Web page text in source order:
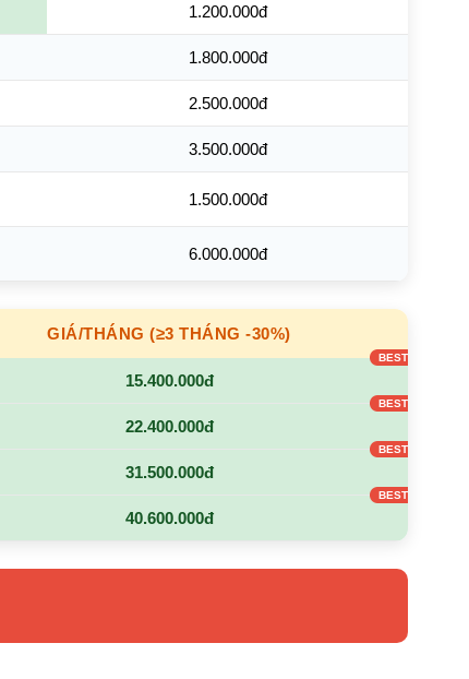
1.200.000đ
1.800.000đ
2.500.000đ
3.500.000đ
1.500.000đ
6.000.000đ
GIÁ/THÁNG (≥3 THÁNG -30%)
15.400.000đ
22.400.000đ
31.500.000đ
40.600.000đ